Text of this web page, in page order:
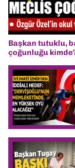
Başkan tutuklu,
çoğunluğu